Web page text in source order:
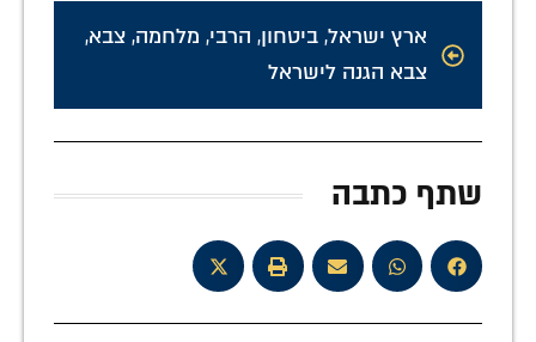
ארץ ישראל, ביטחון, הרבי, מלחמה, צבא,
צבא הגנה לישראל
שתף כתבה